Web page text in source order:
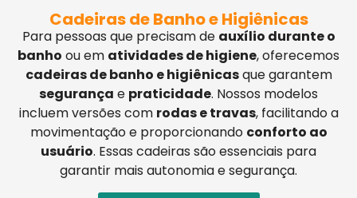
Cadeiras de Banho e Higiênicas
Para pessoas que precisam de auxílio durante o
banho ou em atividades de higiene, oferecemos
cadeiras de banho e higiênicasque garantem
segurança e praticidade. Nossos modelos
incluem versões com rodas e travas, facilitando a
movimentação e proporcionando conforto ao
usuário. Essas cadeiras são essenciais para
garantir mais autonomia e segurança.